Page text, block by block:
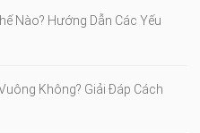
Nào? Hướng Dẫn Các Yếu
Không? Giải Đáp Cách